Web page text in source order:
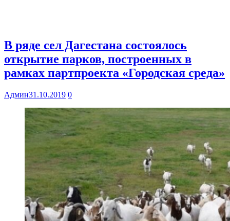
В ряде сел Дагестана состоялось
открытие парков, построенных в
рамках партпроекта «Городская среда»
Админ31.10.2019 0